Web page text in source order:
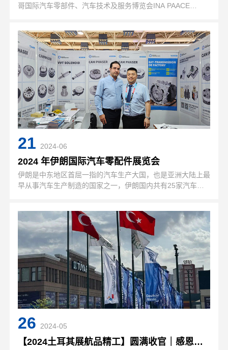
哥国际汽车零部件、汽车技术及服务博览会INA PAACE
21 2024-06
2024 年伊朗国际汽车零配件展览会
伊朗是中东地区首屈一指的汽车生产大国，也是亚洲大陆上最
早从事汽车生产制造的国家之一，伊朗国内共有25家汽车生
铁龙，德国的大众，日本的…
26 2024-05
【2024土耳其展航品精工】圆满收官｜感恩遇见，落幕不散场，未来精彩继续～